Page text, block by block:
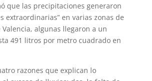
que las precipitaciones generaron
extraordinarias” en varias zonas de
algunas llegaron a un
491 litros por metro cuadrado en
razones que explican lo